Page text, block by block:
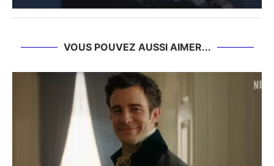
VOUS POUVEZ AUSSI AIMER...